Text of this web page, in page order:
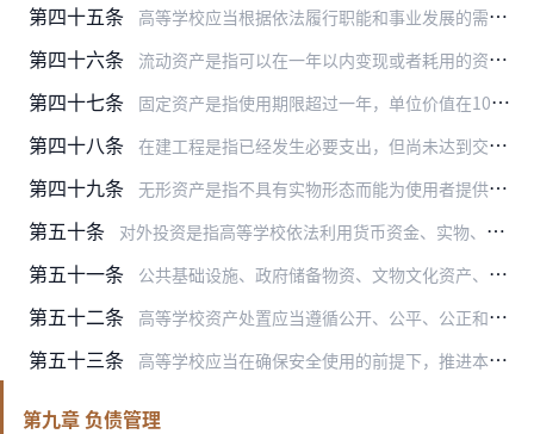
第四十五条 高等学校应当根据依法履行职能和事业发展的需要，结合资产存量、资产配置标准、绩效目标和财政承受能力配置资产。优先通过调剂方式配置资产。不能调剂的，可以采用购置、建…
第四十六条 流动资产是指可以在一年以内变现或者耗用的资产，包括现金、各种存款、应收及预付款项、存货等。
第四十七条 固定资产是指使用期限超过一年，单位价值在1000元以上，并在使用过程中基本保持原有物质形态的资产。单位价值虽未达到规定标准，但是耐用时间在一年以上的大批同类物资…
第四十八条 在建工程是指已经发生必要支出，但尚未达到交付使用状态的建设工程。
第四十九条 无形资产是指不具有实物形态而能为使用者提供某种权利的资产，包括专利权、商标权、著作权、土地使用权、非专利技术以及其他财产权利。
第五十条 对外投资是指高等学校依法利用货币资金、实物、无形资产等方式向其他单位的投资。
第五十一条 公共基础设施、政府储备物资、文物文化资产、保障性住房等资产管理的具体办法，由国务院财政部门会同有关部门制定。
第五十二条 高等学校资产处置应当遵循公开、公平、公正和竞争、择优的原则，严格履行相关审批程序。
第五十三条 高等学校应当在确保安全使用的前提下，推进本单位大型设备等国有资产共享共用工作，可以对提供方给予合理补偿。
第九章 负债管理